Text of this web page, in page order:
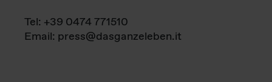
Tel: +39 0474 771510
Email: press@dasganzeleben.it